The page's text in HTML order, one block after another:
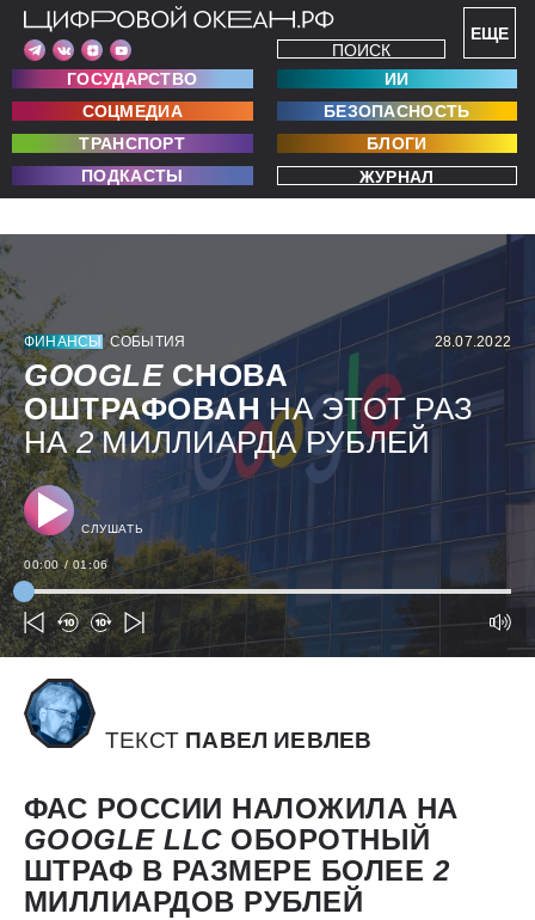
ЕЩЕ
ПОИСК
ГОСУДАРСТВО
ИИ
СОЦМЕДИА
БЕЗОПАСНОСТЬ
ТРАНСПОРТ
БЛОГИ
ПОДКАСТЫ
ЖУРНАЛ
ФИНАНСЫ СОБЫТИЯ 28.07.2022
GOOGLE СНОВА
ОШТРАФОВАН НА ЭТОТ РАЗ
НА2МИЛЛИАРДА РУБЛЕЙ
СЛУШАТЬ
00:00/01:06
ТЕКСТ ПАВЕЛ ИЕВЛЕВ
ФАС РОССИИ НАЛОЖИЛА НА
GOOGLELLC ОБОРОТНЫЙ
ШТРАФ В РАЗМЕРЕ БОЛЕЕ 2
МИЛЛИАРДОВ РУБЛЕЙ